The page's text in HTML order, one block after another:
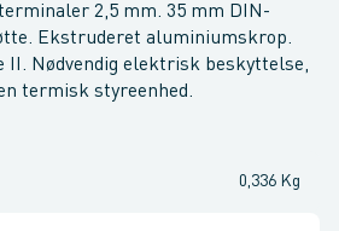
2,5 mm. 35 mm DIN-
Ekstruderet aluminiumskrop.
II. Nødvendig elektrisk beskyttelse,
termisk styreenhed.
0,336 Kg